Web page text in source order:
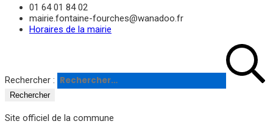
01 64 01 84 02
mairie.fontaine-fourches@wanadoo.fr
Horaires de la mairie
Rechercher :
Site officiel de la commune